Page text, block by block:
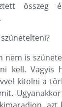
összeg
nem is
kell. Vagyis
kitolni a